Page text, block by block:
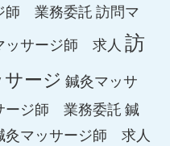
師 業務委託訪問マ
ッサージ師 求人 訪
ージ 鍼灸マッサ
ージ師 業務委託鍼
灸マッサージ師 求人